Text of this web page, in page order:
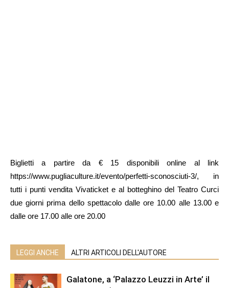
Biglietti a partire da € 15 disponibili online al link
https://www.pugliaculture.it/evento/perfetti-sconosciuti-3/, in
tutti i punti vendita Vivaticket e al botteghino del Teatro Curci
due giorni prima dello spettacolo dalle ore 10.00 alle 13.00 e
dalle ore 17.00 alle ore 20.00
LEGGI ANCHE ALTRI ARTICOLI DELL'AUTORE
Galatone, a ‘Palazzo Leuzzi in Arte’ il